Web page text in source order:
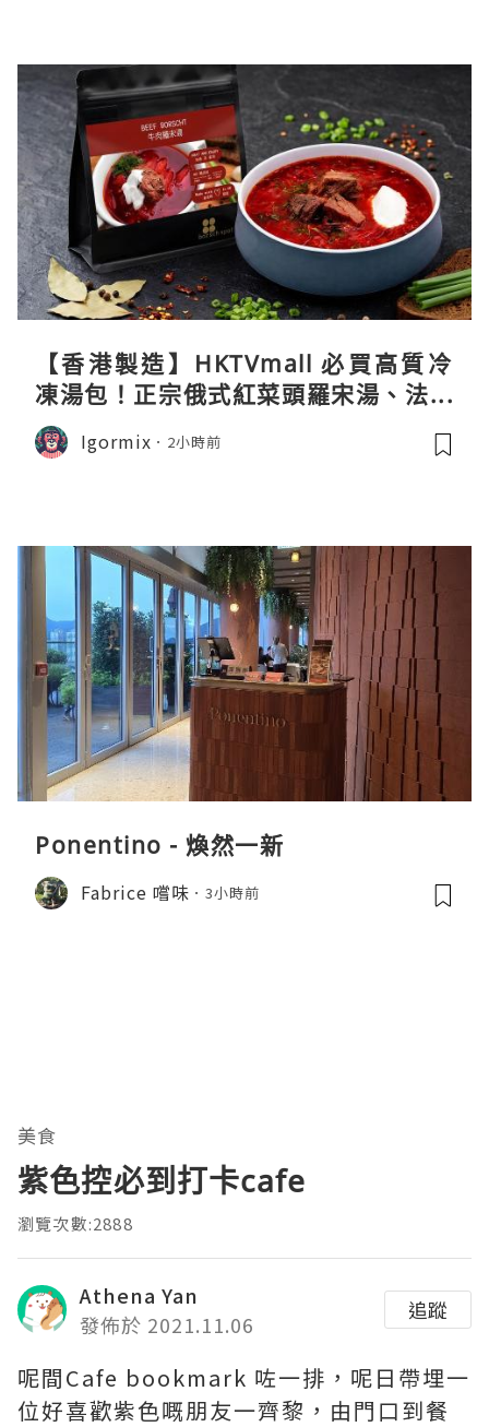
【香港製造】HKTVmall 必買高質冷
凍湯包！正宗俄式紅菜頭羅宋湯、法式
龍蝦濃湯與生酮膠原蛋白骨頭湯全攻略
Igormix 2小時前
Ponentino - 煥然一新
Fabrice 嚐味 3小時前
美食
紫色控必到打卡cafe
瀏覽次數:2888
Athena Yan
發佈於 2021.11.06
追蹤
呢間Cafe bookmark 咗一排，呢日帶埋一
位好喜歡紫色嘅朋友一齊黎，由門口到餐